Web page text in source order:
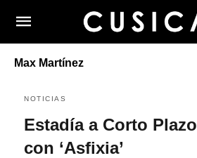
Max Martínez
NOTICIAS
Estadía a Corto
con ‘Asfixia’